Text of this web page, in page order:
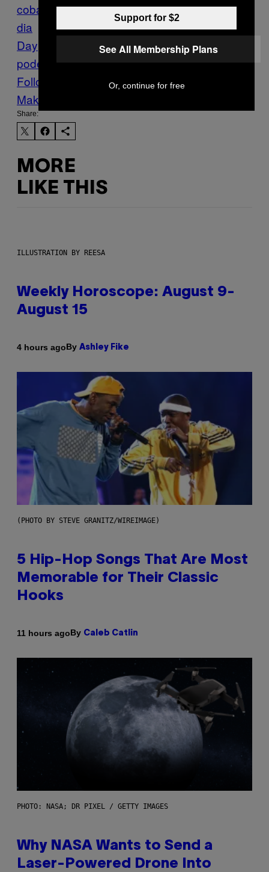
cobain
Nuno Ferreira passado pergunta do
dia
Question Of The
Day
questionario rua super-
poderes Trunks Vice Blog vox pop
Follow Us On Discover
Make Us Preferred In Top Stories
Share:
MORE
LIKE THIS
ILLUSTRATION BY REESA
Weekly Horoscope: August 9-
August 15
4 hours agoBy Ashley Fike
(PHOTO BY STEVE GRANITZ/WIREIMAGE)
5 Hip-Hop Songs That Are Most
Memorable for Their Classic
Hooks
11 hours agoBy Caleb Catlin
PHOTO: NASA; DR PIXEL / GETTY IMAGES
Why NASA Wants to Send a
Laser-Powered Drone Into
Support for $2
See All Membership Plans
Or, continue for free